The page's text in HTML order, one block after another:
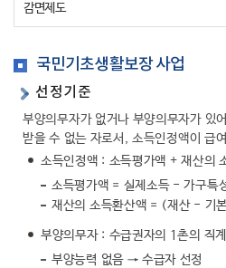
정보공개
행복복지
문화관광
감면제도
국민기초생활보장 사업
선정기준
부양의무자가 없거나 부양의무자가 있
받을 수 없는 자로서, 소득인정액이 급
소득인정액 : 소득평가액 + 재산의
소득평가액 = 실제소득 - 가구특
재산의 소득환산액 = (재산 - 기
부양의무자 : 수급권자의 1촌의 직
부양능력 없음 → 수급자 선정